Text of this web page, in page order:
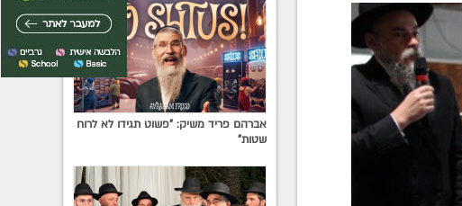
אברהם פריד משיק: "פשוט תגידו לא לרוח
שטות"